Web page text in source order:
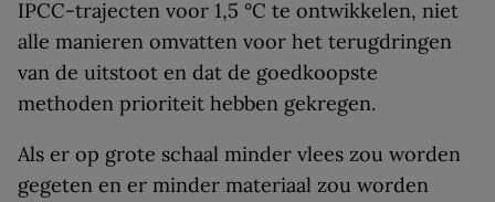
IPCC-trajecten voor 1,5 °C te ontwikkelen, niet
alle manieren omvatten voor het terugdringen
van de uitstoot en dat de goedkoopste
methoden prioriteit hebben gekregen.
Als er op grote schaal minder vlees zou worden
gegeten en er minder materiaal zou worden